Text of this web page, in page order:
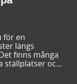
längs
finns många
ställplatser och